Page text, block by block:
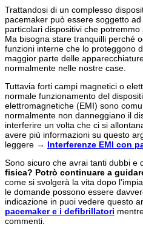
Trattandosi di un complesso
pacemaker può essere soggetto
particolari dispositivi che
Ma bisogna stare tranquilli perché
funzioni interne che lo proteggono
maggior parte delle
normalmente nelle nostre case.
Tuttavia forti campi magnetici o
normale funzionamento del
elettromagnetiche (EMI) sono
normalmente non danneggiano il
interferire un volta che ci si
avere più informazioni su questo
leggere → Interferenze EMI con
Sono sicuro che avrai tanti dubbi e
fisica? Potrò continuare a
come si svolgerà la vita dopo
le domande possono essere
indicazione in puoi vedere questo
pacemaker e i defibrillatori
commenti.